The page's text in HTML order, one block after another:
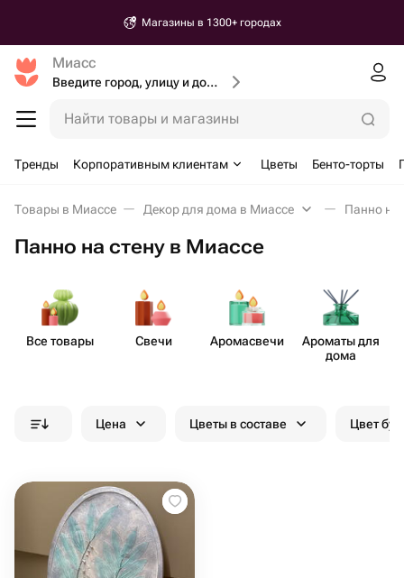
Магазины в 1300+ городах
Миасс
Введите город, улицу и дом доставки
Найти товары и магазины
Тренды Корпоративным клиентам Цветы Бенто-торты
Товары в Миассе Декор для дома в Миассе Панно на
Панно на стену в Миассе
Все товары Свечи Аром​асвечи
Ароматы для
дома
Цена Цветы в составе Цвет